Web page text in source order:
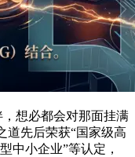
想必都会对那面挂满
道先后荣获“国家级高
中小企业”等认定，